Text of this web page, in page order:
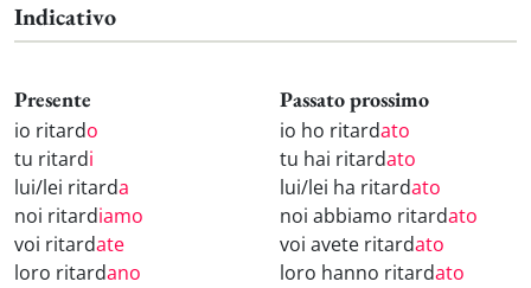
Indicativo
Presente
io ritardo
tu ritardi
lui/lei ritarda
noi ritardiamo
voi ritardate
loro ritardano
Passato prossimo
io ho ritardato
tu hai ritardato
lui/lei ha ritardato
noi abbiamo ritardato
voi avete ritardato
loro hanno ritardato